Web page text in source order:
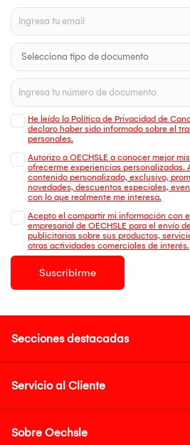
He leído la Política de Privacidad de
declaro haber sido informado sobre el
personales.
Autorizo a OECHSLE a conocer mejor
ofrecerme experiencias personalizadas.
contenido personalizado, exclusivo,
novedades, descuentos especiales,
con lo que realmente me interesa.
Acepto el compartir mi información con
empresarial de OECHSLE para el envío
publicitarias sobre sus productos,
otras actividades comerciales de interés.
Suscribirme
Secciones destacadas
Servicio al Cliente
Sobre Oechsle